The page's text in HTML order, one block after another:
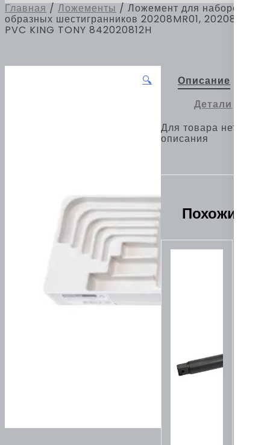
Главная / Ложементы / Ложемент для наборов Г-
образных шестигранников 20208MR01, 20208SR01,
PVC KING TONY 842020812H
🔍
Описание
Детали
Для товара нет
описания
Похожие